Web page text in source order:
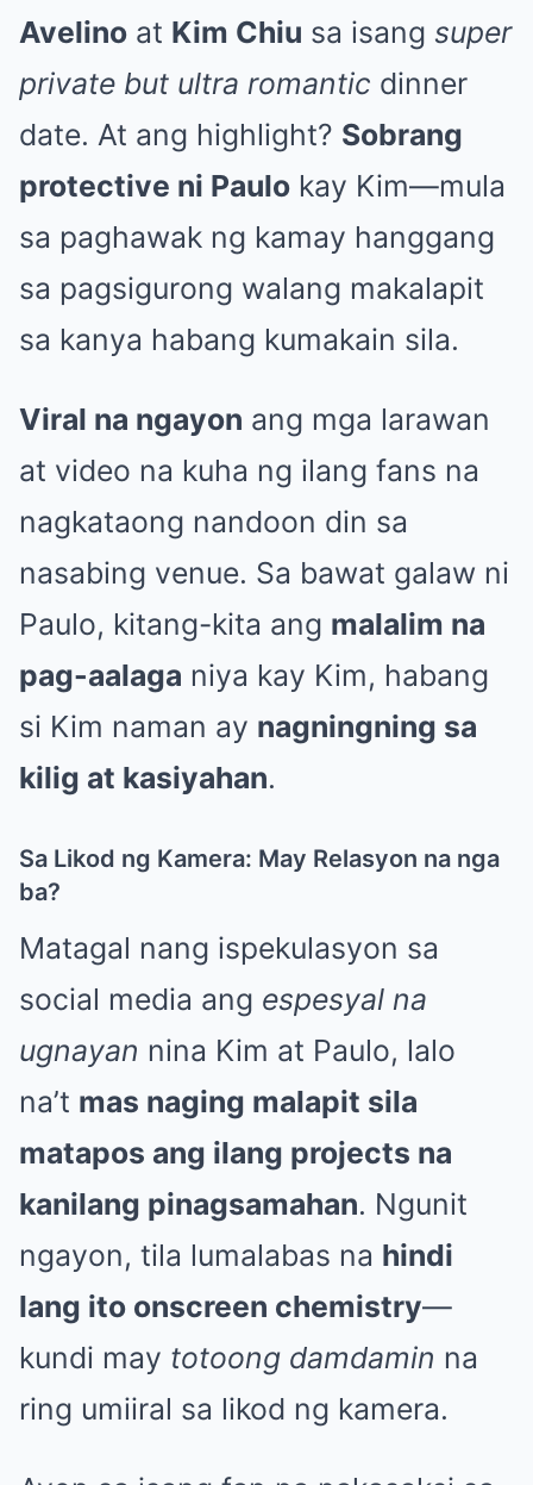
Avelino at Kim Chiu sa isang super
private but ultra romantic dinner
date. At ang highlight? Sobrang
protective ni Paulo kay Kim—mula
sa paghawak ng kamay hanggang
sa pagsigurong walang makalapit
sa kanya habang kumakain sila.
Viral na ngayon ang mga larawan
at video na kuha ng ilang fans na
nagkataong nandoon din sa
nasabing venue. Sa bawat galaw ni
Paulo, kitang-kita ang malalim na
pag-aalaga niya kay Kim, habang
si Kim naman ay nagningning sa
kilig at kasiyahan.
Sa Likod ng Kamera: May Relasyon na nga
ba?
Matagal nang ispekulasyon sa
social media ang espesyal na
ugnayan nina Kim at Paulo, lalo
na’t mas naging malapit sila
matapos ang ilang projects na
kanilang pinagsamahan. Ngunit
ngayon, tila lumalabas na hindi
lang ito onscreen chemistry—
kundi may totoong damdamin na
ring umiiral sa likod ng kamera.